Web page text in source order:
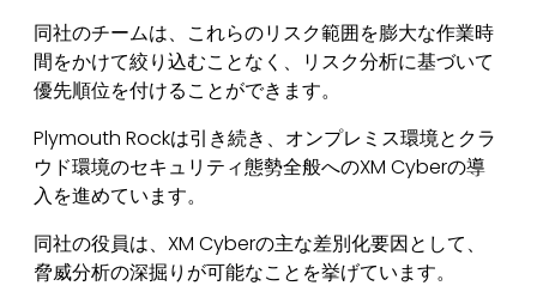
同社のチームは、これらのリスク範囲を膨大な作業時
間をかけて絞り込むことなく、リスク分析に基づいて
優先順位を付けることができます。
Plymouth Rockは引き続き、オンプレミス環境とクラ
ウド環境のセキュリティ態勢全般へのXM Cyberの導
入を進めています。
同社の役員は、XM Cyberの主な差別化要因として、
脅威分析の深掘りが可能なことを挙げています。